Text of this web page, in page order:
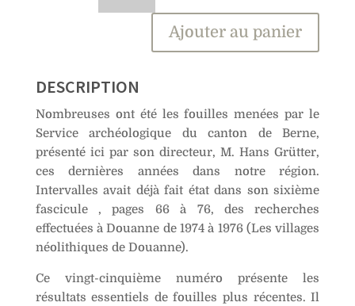
Ajouter au panier
e
t
v
e
:
DESCRIPTION
Nombreuses ont été les fouilles menées par le
Service archéologique du canton de Berne,
présenté ici par son directeur, M. Hans Grütter,
ces dernières années dans notre région.
Intervalles avait déjà fait état dans son sixième
fascicule , pages 66 à 76, des recherches
effectuées à Douanne de 1974 à 1976 (Les villages
néolithiques de Douanne).
Ce vingt-cinquième numéro présente les
résultats essentiels de fouilles plus récentes. Il